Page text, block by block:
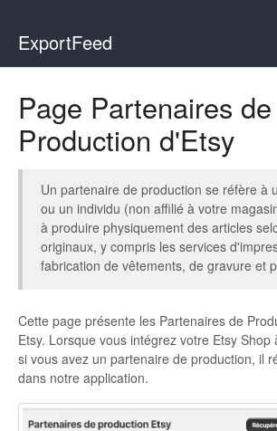
ExportFeed
Wix - Square
Faire Integration
Wix-Faire
Etsy Integration
Page Partenaires de
Production d'Etsy
Un partenaire de production se réfère à
ou un individu (non affilié à votre
à produire physiquement des articles
originaux, y compris les services
fabrication de vêtements, de gravure et
Cette page présente les Partenaires de
Etsy. Lorsque vous intégrez votre Etsy Shop
si vous avez un partenaire de production, il
dans notre application.